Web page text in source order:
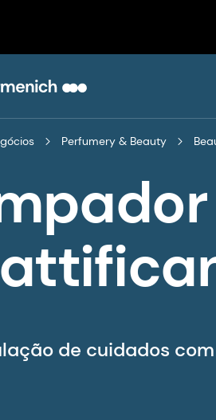
Perfumery & Beauty
de cuidados